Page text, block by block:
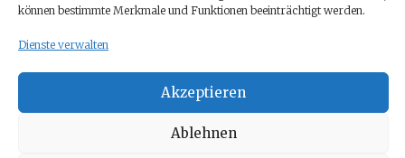
können bestimmte Merkmale und Funktionen beeinträchtigt werden.
Dienste verwalten
Akzeptieren
Ablehnen
Eintrags-Feed
Kommentar-Feed
WordPress.org